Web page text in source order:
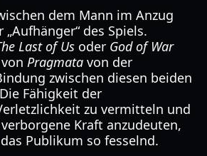
dem Mann im Anzug
des Spiels.
Last of Us oder God of War
Pragmata von der
zwischen diesen beiden
Fähigkeit der
zu vermitteln und
Kraft anzudeuten,
Publikum so fesselnd.